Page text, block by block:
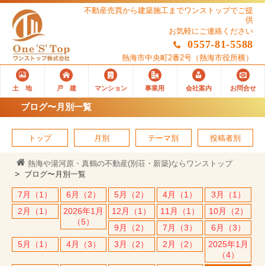
不動産売買から建築施工までワンストップでご提
供
お気軽にご連絡ください
0557-81-5588
熱海市中央町2番2号 （熱海市役所横）
土 地 戸 建 マンション 事業用 会社案内 お問合せ
ブログ〜月別一覧
トップ 月別 テーマ別 投稿者別
熱海や湯河原・真鶴の不動産(別荘・新築)ならワンストップ
ブログ〜月別一覧
7月（1） 6月（2） 5月（2） 4月（1）
3月（1）
2月（1）
2026年1月
（5）
12月（1） 11月（1）
10月（2）
9月（2）
7月（3）
6月（3）
5月（1）
4月（3） 3月（2） 2月（2）
2025年1月
（4）